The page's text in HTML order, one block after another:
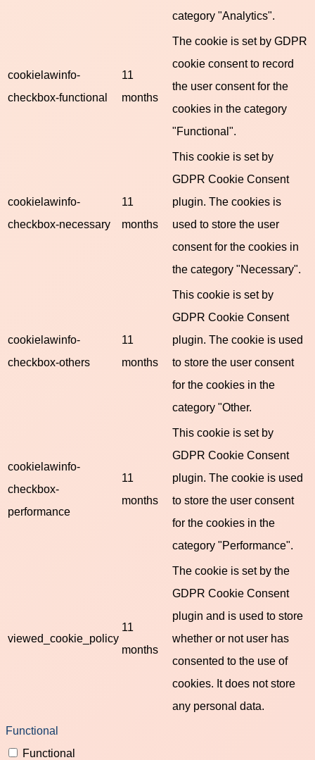
category "Analytics".
cookielawinfo-
checkbox-functional
11
months
The cookie is set by GDPR
cookie consent to record
the user consent for the
cookies in the category
"Functional".
cookielawinfo-
checkbox-necessary
11
months
This cookie is set by
GDPR Cookie Consent
plugin. The cookies is
used to store the user
consent for the cookies in
the category "Necessary".
cookielawinfo-
checkbox-others
11
months
This cookie is set by
GDPR Cookie Consent
plugin. The cookie is used
to store the user consent
for the cookies in the
category "Other.
cookielawinfo-
checkbox-
performance
11
months
This cookie is set by
GDPR Cookie Consent
plugin. The cookie is used
to store the user consent
for the cookies in the
category "Performance".
viewed_cookie_policy
11
months
The cookie is set by the
GDPR Cookie Consent
plugin and is used to store
whether or not user has
consented to the use of
cookies. It does not store
any personal data.
Functional
Functional